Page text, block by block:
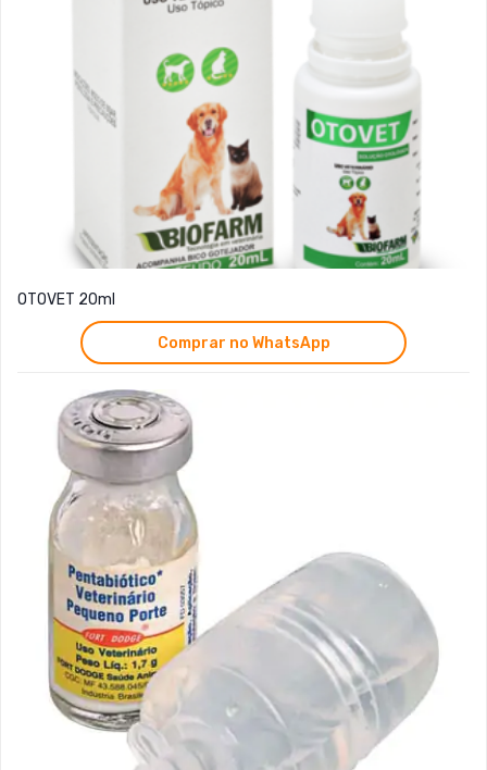
OTOVET 20ml
Comprar no WhatsApp